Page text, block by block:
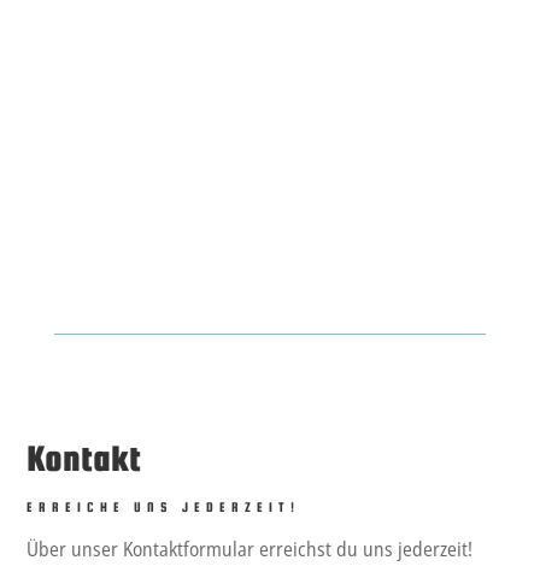
Kontakt
ERREICHE UNS JEDERZEIT!
Über unser Kontaktformular erreichst du uns jederzeit!